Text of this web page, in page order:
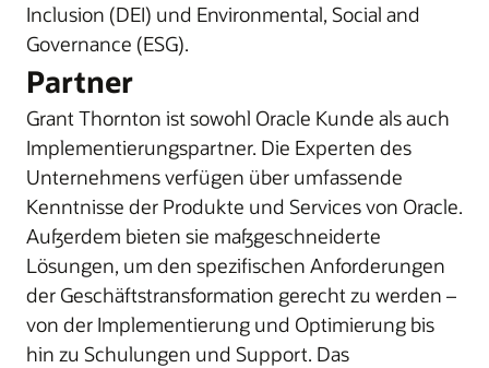
Inclusion (DEI) und Environmental, Social and
Governance (ESG).
Partner
Grant Thornton ist sowohl Oracle Kunde als auch
Implementierungspartner. Die Experten des
Unternehmens verfügen über umfassende
Kenntnisse der Produkte und Services von Oracle.
Außerdem bieten sie maßgeschneiderte
Lösungen, um den spezifischen Anforderungen
der Geschäftstransformation gerecht zu werden –
von der Implementierung und Optimierung bis
hin zu Schulungen und Support. Das